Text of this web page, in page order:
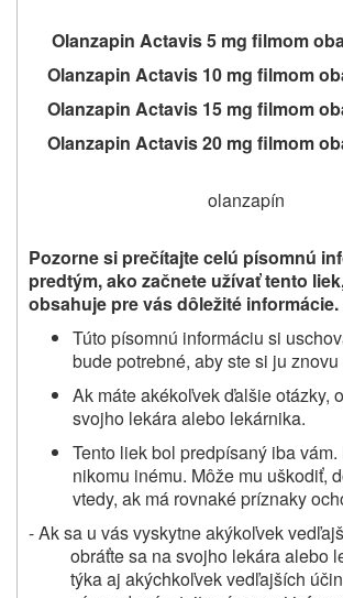
Olanzapin Actavis 5 mg filmom
Olanzapin Actavis 10 mg filmom
Olanzapin Actavis 15 mg filmom
Olanzapin Actavis 20 mg filmom
olanzapín
Pozorne si prečítajte celú písomnú
predtým, ako začnete užívať tento
obsahuje pre vás dôležité informácie.
Túto písomnú informáciu si
bude potrebné, aby ste si ju
Ak máte akékoľvek ďalšie otázky,
svojho lekára alebo lekárnika.
Tento liek bol predpísaný iba
nikomu inému. Môže mu uškodiť,
vtedy, ak má rovnaké príznaky
- Ak sa u vás vyskytne akýkoľvek
obráťte sa na svojho lekára alebo
týka aj akýchkoľvek vedľajších